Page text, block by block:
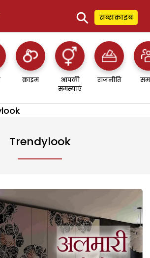
⚲ सब्सक्राइब
क्राइम
आपकी
समस्याएं
राजनीति
Trendylook